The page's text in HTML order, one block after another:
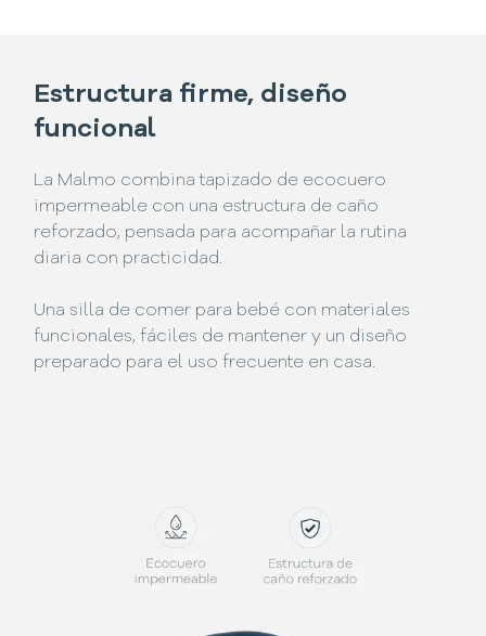
Estructura firme, diseño
funcional
La Malmo combina tapizado de ecocuero
impermeable con una estructura de caño
reforzado, pensada para acompañar la rutina
diaria con practicidad.
Una silla de comer para bebé con materiales
funcionales, fáciles de mantener y un diseño
preparado para el uso frecuente en casa.